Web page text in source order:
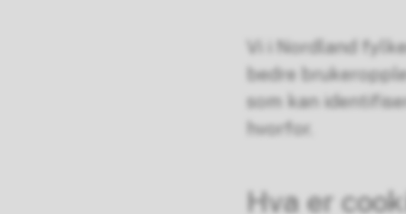
Vi i Nordland
bedre
som kan
hvorfor.
Hva er